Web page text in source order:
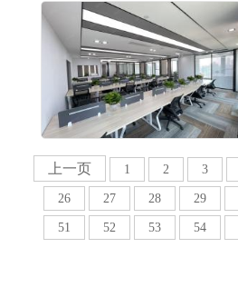
上一页 1 2 3
26 27 28 29
51 52 53 54